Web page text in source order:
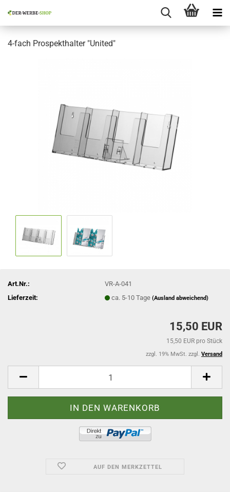
4-fach Prospekthalter "United"
Art.Nr.:
VR-A-041
Lieferzeit:
ca. 5-10 Tage(Ausland abweichend)
15,50 EUR
15,50 EUR pro Stück
zzgl. 19% MwSt. zzgl. Versand
AUF DEN MERKZETTEL